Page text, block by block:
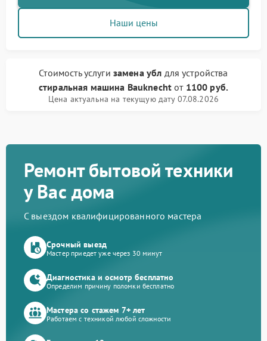
Наши цены
Стоимость услуги замена убл для устройства
стиральная машина Bauknecht от 1100 руб.
Цена актуальна на текущую дату 07.08.2026
Ремонт бытовой техники
у Вас дома
С выездом квалифицированного мастера
Срочный выезд
Мастер приедет уже через 30 минут
Диагностика и осмотр бесплатно
Определим причину поломки бесплатно
Мастера со стажем 7+ лет
Работаем с техникой любой сложности